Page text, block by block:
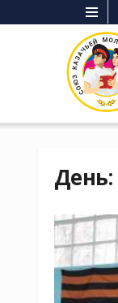
День: